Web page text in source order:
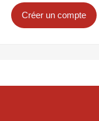
Créer un compte